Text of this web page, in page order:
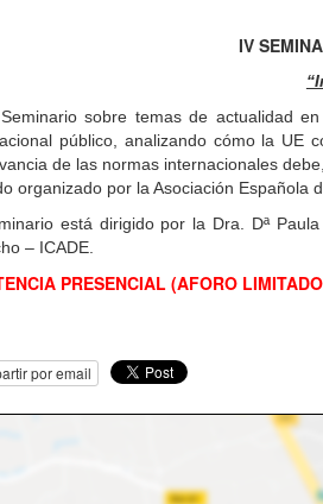
IV
sobre temas de actualidad
público, analizando cómo la UE
de las normas internacionales
organizado por la Asociación Española
está dirigido por la Dra. Dª
– ICADE.
PRESENCIAL (AFORO
por email